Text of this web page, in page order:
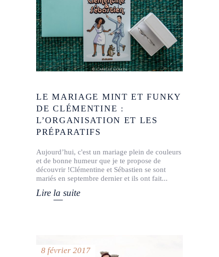
LE MARIAGE MINT ET FUNKY
DE CLÉMENTINE :
L’ORGANISATION ET LES
PRÉPARATIFS
Aujourd’hui, c'est un mariage plein de couleurs
et de bonne humeur que je te propose de
découvrir !Clémentine et Sébastien se sont
mariés en septembre dernier et ils ont fait
Lire la suite
8 février 2017